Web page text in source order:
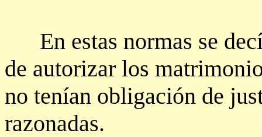
En estas normas se
de autorizar los
no tenían obligación de
razonadas.